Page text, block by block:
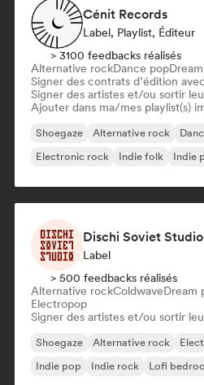
Cénit Records
Label, Playlist, Éditeur
> 3100 feedbacks réalisés
Alternative rockDance pop
Signer des contrats d’édition
Signer des artistes et/ou sortir
Ajouter dans ma/mes playlist(s)
Shoegaze Alternative rock
Electronic rock
Indie folk Indie
Dischi Soviet Studio
Label
> 500 feedbacks réalisés
Alternative rockColdwaveDream
Electropop
Signer des artistes et/ou sortir
Shoegaze Alternative rock
Indie pop
Indie rock Lofi